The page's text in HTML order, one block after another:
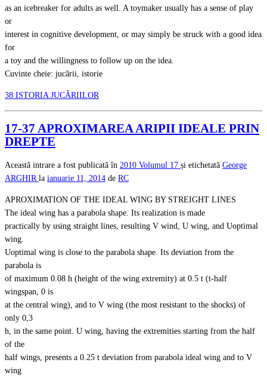
as an icebreaker for adults as well. A toymaker usually has a sense of play
or
interest in cognitive development, or may simply be struck with a good idea
for
a toy and the willingness to follow up on the idea.
Cuvinte cheie: jucării, istorie
38 ISTORIA JUCĂRIILOR
17-37 APROXIMAREA ARIPII IDEALE PRIN
DREPTE
Această intrare a fost publicată în 2010 Volumul 17 și etichetată George
ARGHIR la ianuarie 11, 2014 de RC
APROXIMATION OF THE IDEAL WING BY STREIGHT LINES
The ideal wing has a parabola shape. Its realization is made
practically by using straight lines, resulting V wind, U wing, and Uoptimal
wing.
Uoptimal wing is close to the parabola shape. Its deviation from the
parabola is
of maximum 0.08 h (height of the wing extremity) at 0.5 t (t-half
wingspan, 0 is
at the central wing), and to V wing (the most resistant to the shocks) of
only 0,3
h, in the same point. U wing, having the extremities starting from the half
of the
half wings, presents a 0.25 t deviation from parabola ideal wing and to V
wing